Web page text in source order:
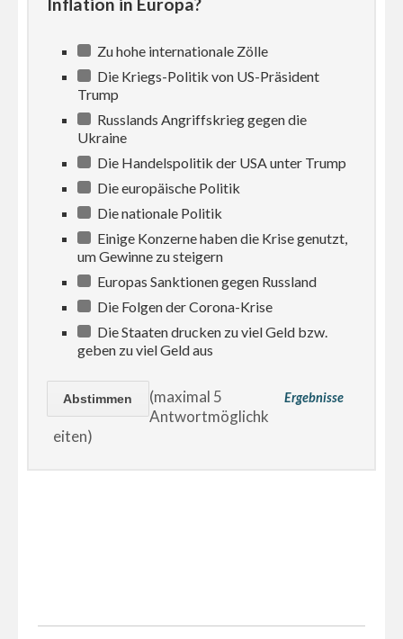
Inflation in Europa?
Zu hohe internationale Zölle
Die Kriegs-Politik von US-Präsident
Trump
Russlands Angriffskrieg gegen die
Ukraine
Die Handelspolitik der USA unter Trump
Die europäische Politik
Die nationale Politik
Einige Konzerne haben die Krise genutzt,
um Gewinne zu steigern
Europas Sanktionen gegen Russland
Die Folgen der Corona-Krise
Die Staaten drucken zu viel Geld bzw.
geben zu viel Geld aus
Ergebnisse
(maximal 5
Antwortmöglichk
eiten)